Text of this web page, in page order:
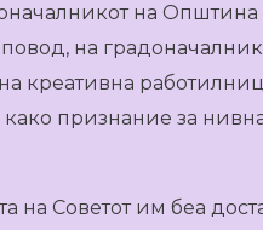
на Општина
повод, на
креативна
признание за
на Советот им беа